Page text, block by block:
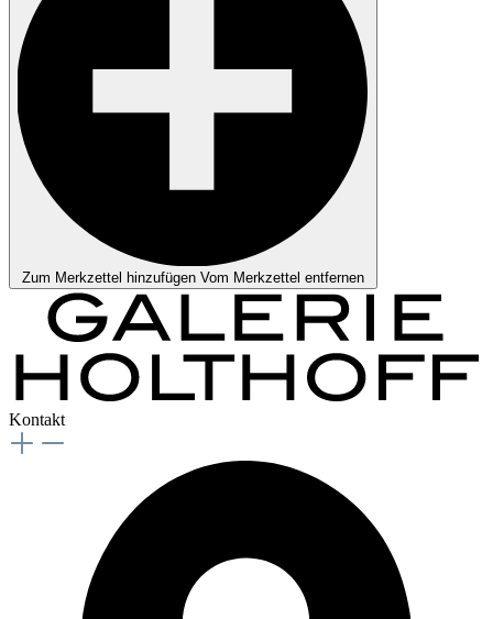
Zum Merkzettel hinzufügen Vom Merkzettel entfernen
Kontakt